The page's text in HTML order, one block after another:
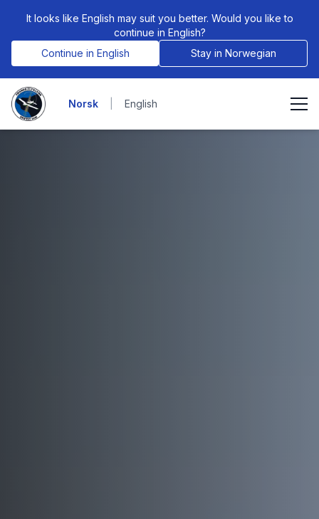
It looks like English may suit you better. Would you like to
continue in English?
Continue in English
Stay in Norwegian
Norsk English